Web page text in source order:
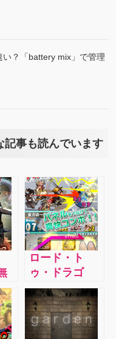
い？「battery mix」で管理
記事も読んでいます
ロード・ト
ゥ・ドラゴ
ン/iphone：無
課金でも遊べ
る！パネルタ
ッチでキャラ